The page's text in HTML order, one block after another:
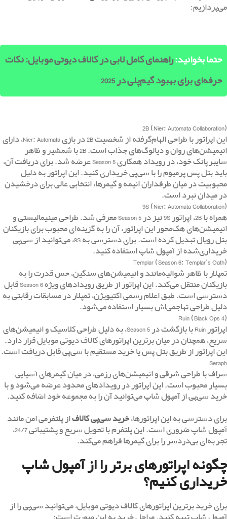
می‌پردازیم:
حتما بخوانید:راهنمای کامل لابی در کالاف دیوتی موبایل: نکات
حرفه‌ای برای بهبود گیم‌پلی در 2025
2B (Nier: Automata Collaboration)
این اپراتور با طراحی الهام‌گرفته از شخصیت 2B در بازی Nier: Automata، دارای
انیمیشن‌های روان و دیالوگ‌های جذاب است. 2B با شمشیر و ظاهر
سایبرپانک خود، در رویداد همکاری Season 5 عرضه شد. برای دریافت آن،
باید بتل پس پرمیوم را با سی‌پی خریداری کنید. این اپراتور به دلیل
محبوبیت در میان طرفداران انیمه و گیمرها، انتخابی عالی برای درخشیدن
در میدان نبرد است.
9S (Nier: Automata Collaboration)
همراه با 2B، اپراتور 9S نیز در Season 5 معرفی شد. طراحی مینیمالیستی و
انیمیشن‌های هک‌محور این اپراتور، آن را به گزینه‌ای محبوب برای بازیکنان
بتل رویال تبدیل کرده است. برای دسترسی به 9S، می‌توانید از سی‌پی
خریداری‌شده از آمپول شاپ استفاده کنید.
Templar (Season 6: Templar’s Oath)
تمپلار با ظاهر شوالیه‌مانند و انیمیشن‌های سنگین، حس قدرت را به
بازیکنان منتقل می‌کند. این اپراتور از طریق رویدادهای ویژه Season 6 قابل
دسترسی است. طبق اعلام رسمی اکتیویژن، تمپلار در مسابقات رقابتی به
دلیل طراحی تهاجمی‌اش بسیار استفاده می‌شود.
Ruin (Black Ops 4)
اپراتور Ruin با بازگشت در Season 5، به دلیل طراحی کلاسیک و انیمیشن‌های
سریع، همچنان در میان برترین اپراتورهای کالاف دیوتی موبایل قرار دارد.
این اپراتور از طریق بتل پس یا خرید مستقیم با سی‌پی قابل دریافت است.
Seraph
سراف با طراحی شرقی و انیمیشن‌های رزمی، در میان گیمرهای آسیایی
بسیار محبوب است. این اپراتور در رویدادهای محدود عرضه می‌شود و با
خرید سی‌پی از آمپول شاپ می‌توانید آن را به مجموعه خود اضافه کنید.
برای دسترسی به این اپراتورها،خرید سی‌پی کالافاز پلتفرمی امن مانند
آمپول شاپ ضروری است. این پلتفرم با تحویل سریع و پشتیبانی 24/7،
تجربه‌ای بی‌دردسر را برای گیمرها فراهم می‌کند.
چگونه اپراتورهای برتر را از آمپول شاپ
خریداری کنیم؟
برای خرید برترین اپراتورهای کالاف دیوتی موبایل، می‌توانید سی‌پی را از